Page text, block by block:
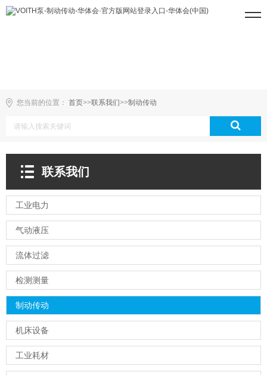
您当前的位置： 首页>>联系我们>>制动传动
联系我们
工业电力
气动液压
流体过滤
检测测量
制动传动
机床设备
工业耗材